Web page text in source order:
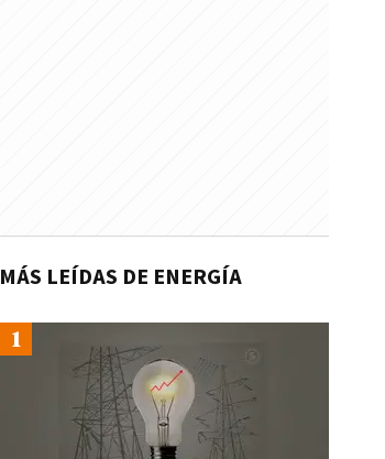
MÁS LEÍDAS DE ENERGÍA